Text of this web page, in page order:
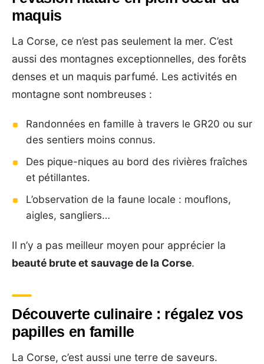
maquis
La Corse, ce n’est pas seulement la mer. C’est
aussi des montagnes exceptionnelles, des forêts
denses et un maquis parfumé. Les activités en
montagne sont nombreuses :
Randonnées en famille à travers le GR20 ou sur
des sentiers moins connus.
Des pique-niques au bord des rivières fraîches
et pétillantes.
L’observation de la faune locale : mouflons,
aigles, sangliers…
Il n’y a pas meilleur moyen pour apprécier la
beauté brute et sauvage de la Corse.
Découverte culinaire : régalez vos
papilles en famille
La Corse, c’est aussi une terre de saveurs.